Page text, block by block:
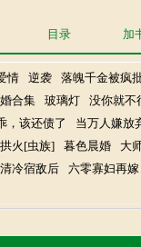
目录 加
情 逆袭 落魄千金被疯
合集 玻璃灯 没你就不
，该还债了 当万人嫌放
火[虫族] 暮色晨婚 大
冷宿敌后 六零寡妇再嫁